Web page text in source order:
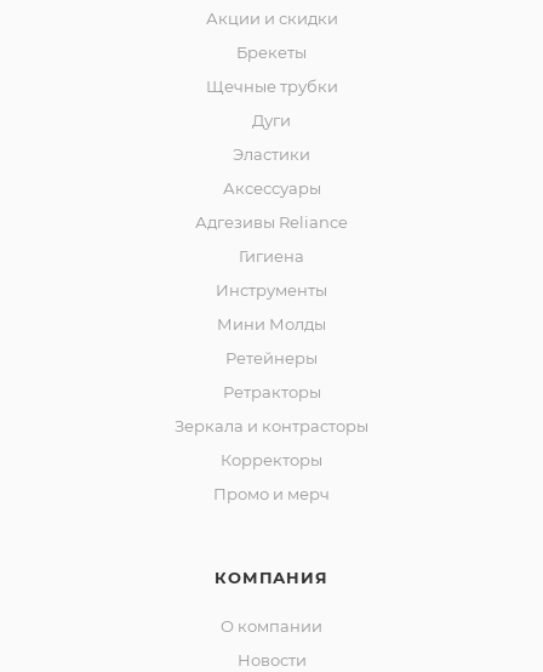
Акции и скидки
Брекеты
Щечные трубки
Дуги
Эластики
Аксессуары
Адгезивы Reliance
Гигиена
Инструменты
Мини Молды
Ретейнеры
Ретракторы
Зеркала и контраcторы
Корректоры
Промо и мерч
КОМПАНИЯ
О компании
Новости